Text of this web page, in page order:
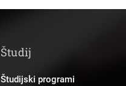
Študij
Študijski programi